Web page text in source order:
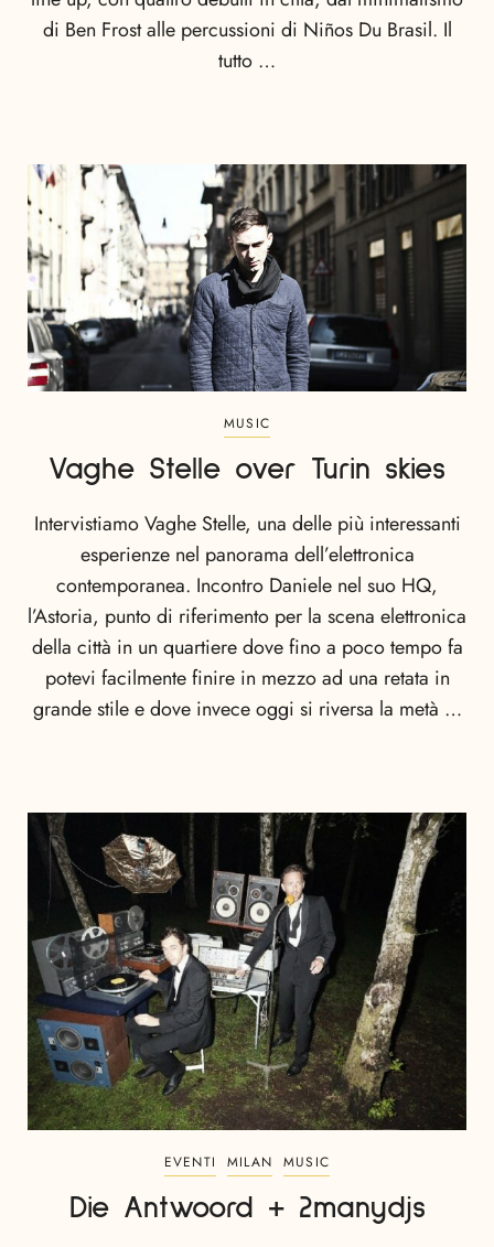
di Ben Frost alle percussioni di Niños Du Brasil. Il
tutto …
MUSIC
Vaghe Stelle over Turin skies
Intervistiamo Vaghe Stelle, una delle più interessanti
esperienze nel panorama dell’elettronica
contemporanea. Incontro Daniele nel suo HQ,
l’Astoria, punto di riferimento per la scena elettronica
della città in un quartiere dove fino a poco tempo fa
potevi facilmente finire in mezzo ad una retata in
grande stile e dove invece oggi si riversa la metà …
EVENTI MILAN MUSIC
Die Antwoord + 2manydjs